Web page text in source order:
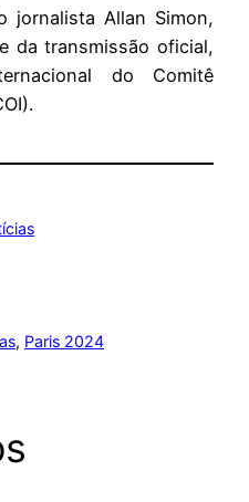
jornalista Allan Simon,
da transmissão oficial,
do Comitê
, Paris 2024